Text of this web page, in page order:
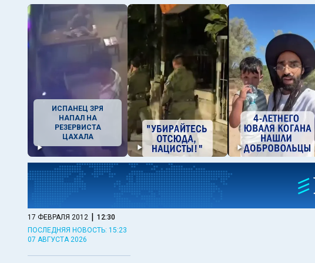
ИСПАНЕЦ ЗРЯ
НАПАЛ НА
РЕЗЕРВИСТА
ЦАХАЛА
17 ФЕВРАЛЯ 2012 | 12:30
ПОСЛЕДНЯЯ НОВОСТЬ: 15:23
07 АВГУСТА 2026